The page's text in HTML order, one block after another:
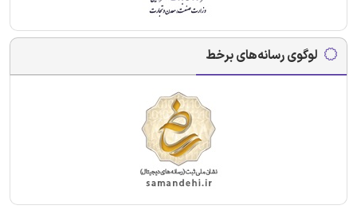
لوگوی رسانه‌های برخط